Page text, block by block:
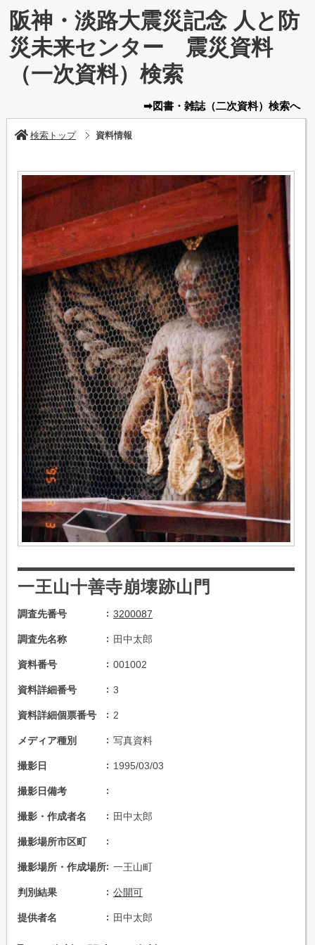
阪神・淡路大震災記念 人と防
災未来センター 震災資料
（一次資料）検索
➡図書・雑誌（二次資料） 検索へ
検索トップ 資料情報
一王山十善寺崩壊跡山門
調査先番号 3200087
調査先名称 田中太郎
資料番号 001002
資料詳細番号 3
資料詳細個票番号 2
メディア種別 写真資料
撮影日 1995/03/03
撮影日備考
撮影・作成者名 田中太郎
撮影場所市区町
撮影場所・作成場所 一王山町
判別結果 公開可
提供者名 田中太郎